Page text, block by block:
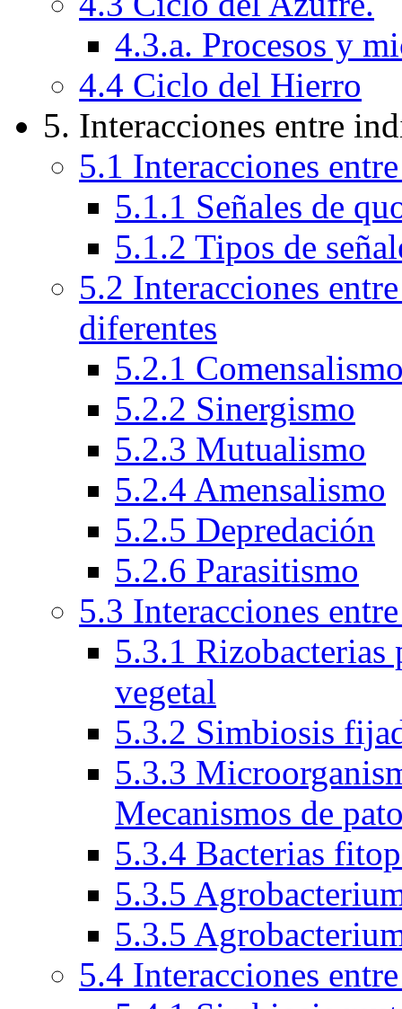
4.3.a. Procesos y
4.4 Ciclo del Hierro
5. Interacciones entre
5.1 Interacciones
5.1.1 Señales de
5.1.2 Tipos de
5.2 Interacciones
diferentes
5.2.1
5.2.2 Sinergismo
5.2.3 Mutualismo
5.2.4 Amensalismo
5.2.5 Depredación
5.2.6 Parasitismo
5.3 Interacciones
5.3.1
vegetal
5.3.2 Simbiosis
5.3.3
Mecanismos de
5.3.4 Bacterias
5.3.5
5.3.5
5.4 Interacciones